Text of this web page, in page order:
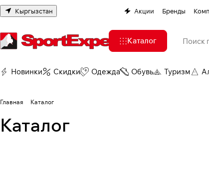
Кыргызстан Акции Бренды
Каталог
Новинки Скидки Одежда Обувь Туризм
Главная Каталог
Каталог
лыж и сноубордов